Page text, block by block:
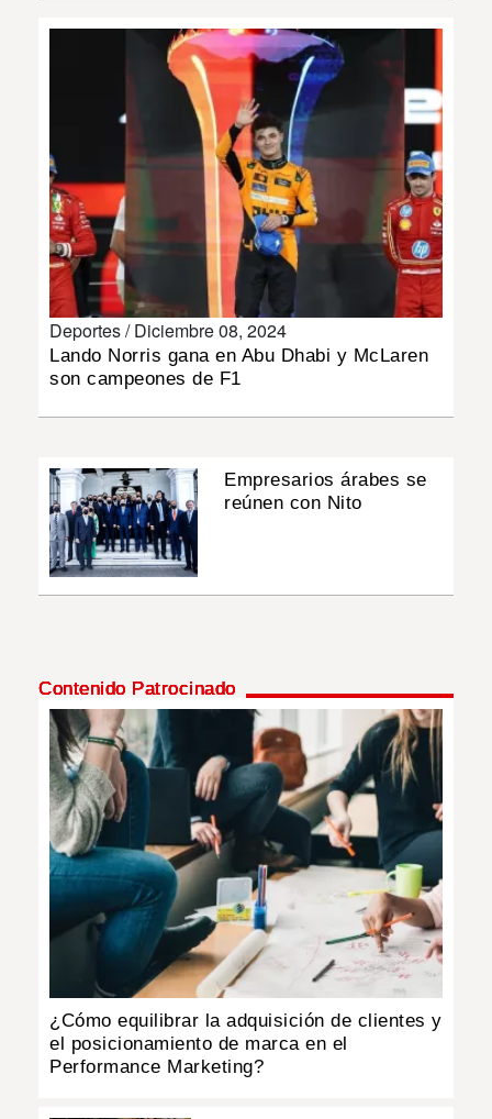
IMPRESO
Deportes /Diciembre 08, 2024
Lando Norris gana en Abu Dhabi y McLaren
son campeones de F1
Empresarios árabes se
reúnen con Nito
Contenido Patrocinado
¿Cómo equilibrar la adquisición de clientes y
el posicionamiento de marca en el
Performance Marketing?